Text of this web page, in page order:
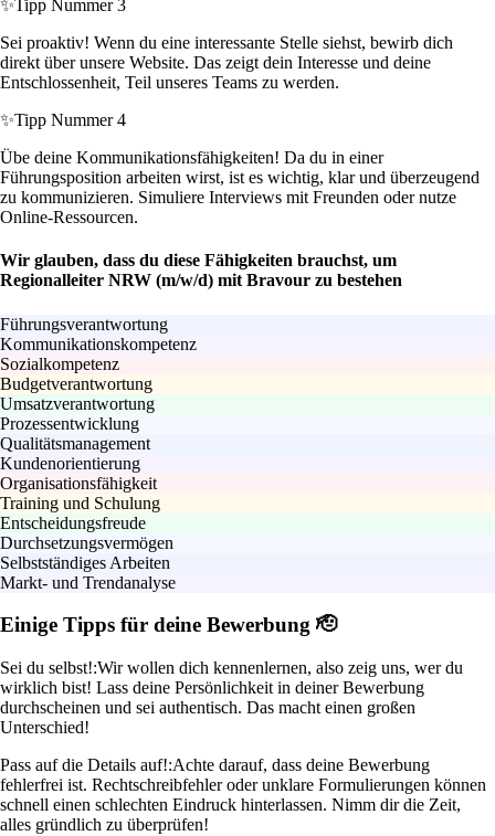
✨Tipp Nummer 3
Sei proaktiv! Wenn du eine interessante Stelle siehst, bewirb dich
direkt über unsere Website. Das zeigt dein Interesse und deine
Entschlossenheit, Teil unseres Teams zu werden.
✨Tipp Nummer 4
Übe deine Kommunikationsfähigkeiten! Da du in einer
Führungsposition arbeiten wirst, ist es wichtig, klar und überzeugend
zu kommunizieren. Simuliere Interviews mit Freunden oder nutze
Online-Ressourcen.
Wir glauben, dass du diese Fähigkeiten brauchst, um
Regionalleiter NRW (m/w/d) mit Bravour zu bestehen
Führungsverantwortung
Kommunikationskompetenz
Sozialkompetenz
Budgetverantwortung
Umsatzverantwortung
Prozessentwicklung
Qualitätsmanagement
Kundenorientierung
Organisationsfähigkeit
Training und Schulung
Entscheidungsfreude
Durchsetzungsvermögen
Selbstständiges Arbeiten
Markt- und Trendanalyse
Einige Tipps für deine Bewerbung 🫡
Sei du selbst!:Wir wollen dich kennenlernen, also zeig uns, wer du
wirklich bist! Lass deine Persönlichkeit in deiner Bewerbung
durchscheinen und sei authentisch. Das macht einen großen
Unterschied!
Pass auf die Details auf!:Achte darauf, dass deine Bewerbung
fehlerfrei ist. Rechtschreibfehler oder unklare Formulierungen können
schnell einen schlechten Eindruck hinterlassen. Nimm dir die Zeit,
alles gründlich zu überprüfen!